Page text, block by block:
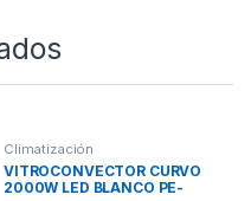
Climatización
VITROCONVECTOR CURVO
2000W LED BLANCO PE-